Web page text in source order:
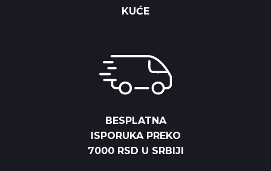
KUĆE
BESPLATNA
ISPORUKA PREKO
7000 RSD U SRBIJI